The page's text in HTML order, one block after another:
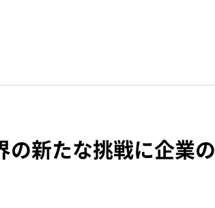
の新たな挑戦に企業の